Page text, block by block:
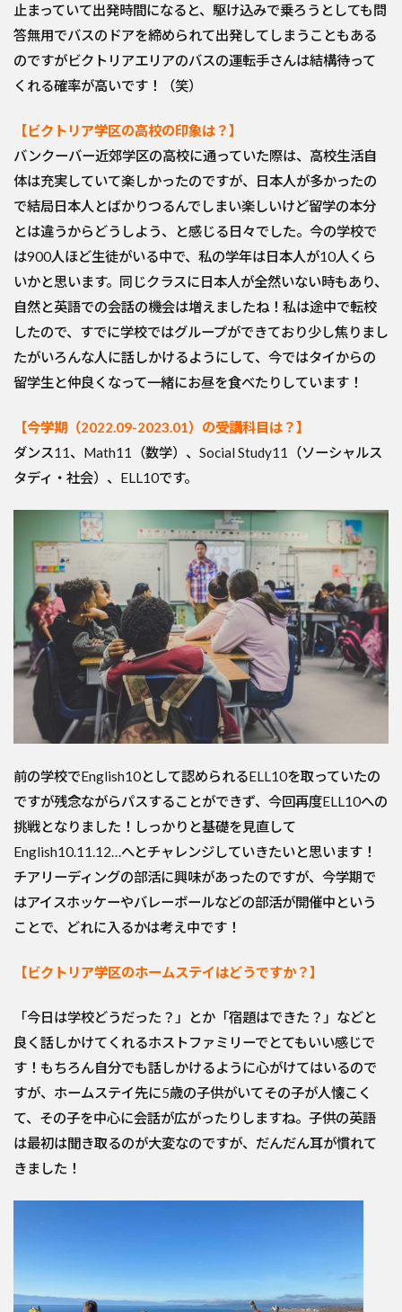
止まっていて出発時間になると、駆け込みで乗ろうとしても問
答無用でバスのドアを締められて出発してしまうこともある
のですがビクトリアエリアのバスの運転手さんは結構待って
くれる確率が高いです！（笑）
【ビクトリア学区の高校の印象は？】
バンクーバー近郊学区の高校に通っていた際は、高校生活自
体は充実していて楽しかったのですが、日本人が多かったの
で結局日本人とばかりつるんでしまい楽しいけど留学の本分
とは違うからどうしよう、と感じる日々でした。今の学校で
は900人ほど生徒がいる中で、私の学年は日本人が10人くら
いかと思います。同じクラスに日本人が全然いない時もあり、
自然と英語での会話の機会は増えましたね！私は途中で転校
したので、すでに学校ではグループができており少し焦りまし
たがいろんな人に話しかけるようにして、今ではタイからの
留学生と仲良くなって一緒にお昼を食べたりしています！
【今学期（2022.09-2023.01）の受講科目は？】
ダンス11、Math11（数学）、Social Study11（ソーシャルス
タディ・社会）、ELL10です。
前の学校でEnglish10として認められるELL10を取っていたの
ですが残念ながらパスすることができず、今回再度ELL10への
挑戦となりました！しっかりと基礎を見直して
English10.11.12…へとチャレンジしていきたいと思います！
チアリーディングの部活に興味があったのですが、今学期で
はアイスホッケーやバレーボールなどの部活が開催中という
ことで、どれに入るかは考え中です！
【ビクトリア学区のホームステイはどうですか？】
「今日は学校どうだった？」とか「宿題はできた？」などと
良く話しかけてくれるホストファミリーでとてもいい感じで
す！もちろん自分でも話しかけるように心がけてはいるので
すが、ホームステイ先に5歳の子供がいてその子が人懐こく
て、その子を中心に会話が広がったりしますね。子供の英語
は最初は聞き取るのが大変なのですが、だんだん耳が慣れて
きました！